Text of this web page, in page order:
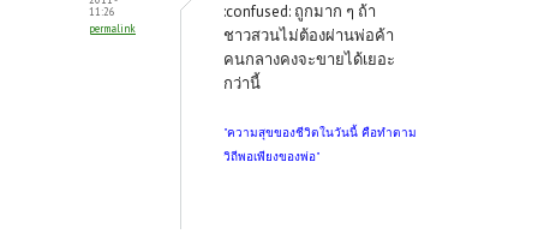
11:26
permalink
:confused: ถูกมาก ๆ ถ้า
ชาวสวนไม่ต้องผ่านพ่อค้า
คนกลางคงจะขายได้เยอะ
กว่านี้
"ความสุขของชีวิตในวันนี้ คือทำตาม
วิถีพอเพียงของพ่อ"